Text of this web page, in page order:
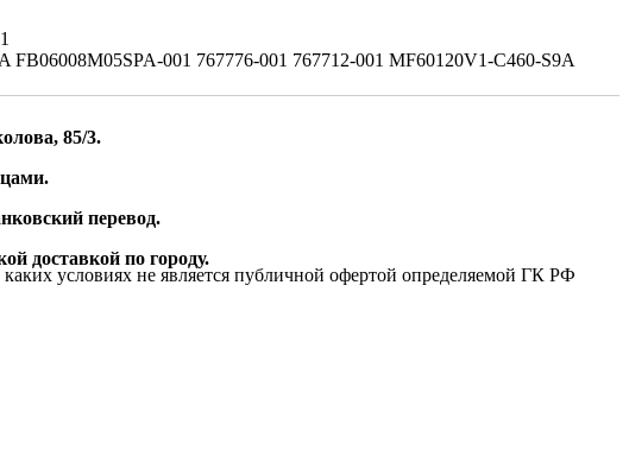
001 767776-001 767712-001 MF60120V1-C460-S9A
85/3.
перевод.
доставкой по городу.
условиях не является публичной офертой определяемой ГК РФ